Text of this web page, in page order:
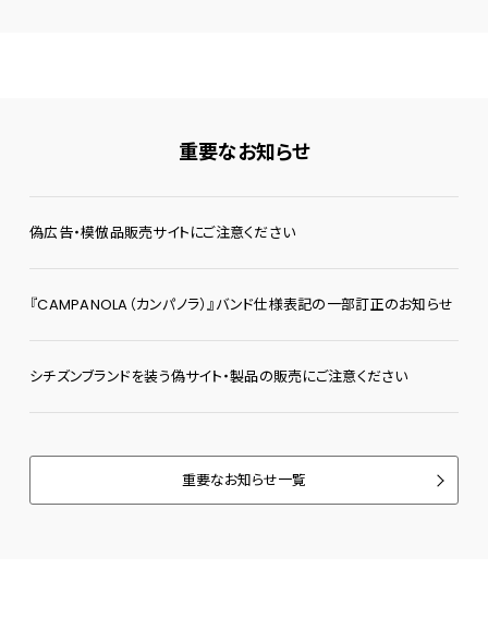
重要なお知らせ
偽広告・模倣品販売サイトにご注意ください
『CAMPANOLA（カンパノラ）』バンド仕様表記の一部訂正のお知らせ
シチズンブランドを装う偽サイト・製品の販売にご注意ください
重要なお知らせ一覧